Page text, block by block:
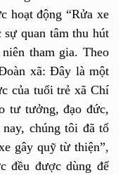
hoạt động “Rửa xe
quan tâm thu hút
tham gia. Theo
xã: Đây là một
của tuổi trẻ xã Chí
tư tưởng, đạo đức,
chúng tôi đã tổ
gây quỹ từ thiện”,
đều được dùng để